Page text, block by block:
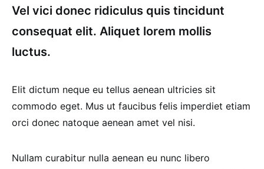
Vel vici donec ridiculus quis tincidunt
consequat elit. Aliquet lorem mollis
luctus.
Elit dictum neque eu tellus aenean ultricies sit
commodo eget. Mus ut faucibus felis imperdiet etiam
orci donec natoque aenean amet vel nisi.
Nullam curabitur nulla aenean eu nunc libero